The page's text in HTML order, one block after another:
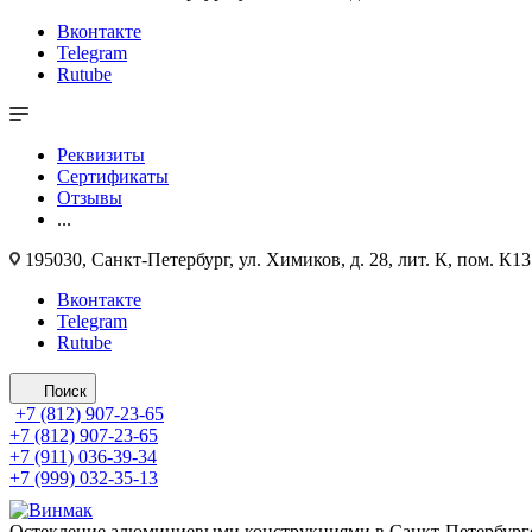
Вконтакте
Telegram
Rutube
Реквизиты
Сертификаты
Отзывы
...
195030, Санкт-Петербург, ул. Химиков, д. 28, лит. К, пом.
Вконтакте
Telegram
Rutube
Поиск
+7 (812) 907-23-65
+7 (812) 907-23-65
+7 (911) 036-39-34
+7 (999) 032-35-13